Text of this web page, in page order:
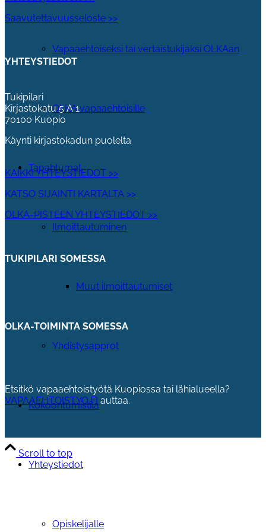
Vapaaehtoiseksi tai vertaistukijaksi OLKAan
OLKA vapaaehtoisille
Tapahtumat
Ilmoittautuminen
Muut ilmoittautumiset
Yhdistysapprot
Kokoontumistila
Yhteystiedot
Opiskelijalle
Saavutettavuusseloste >>
YHTEYSTIEDOT
Tukipilari
Kirjastokatu 5 A 1
70100 Kuopio
Käynti kirjastokadun puolelta
KAIKKI YHTEYSTIEDOT >>
KATSO SIJAINTI KARTALTA >>
OLKA-PISTEEN YHTEYSTIEDOT >>
TUKIPILARI SOMESSA
OLKA-TOIMINTA SOMESSA
Etsitkö vapaaehtoistyötä Kuopiossa tai lähialueella?
VAPAAEHTOISTYO.FI auttaa.
Scroll to top